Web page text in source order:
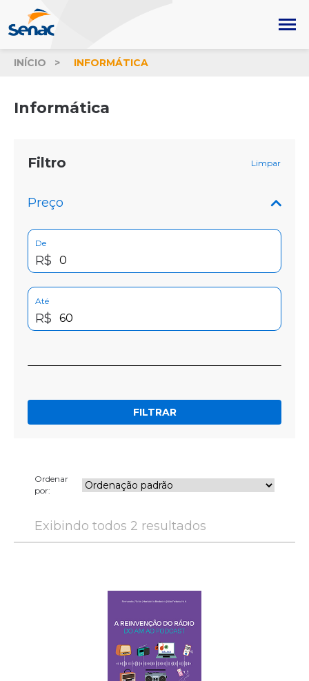
INÍCIO INFORMÁTICA
Informática
Filtro Limpar
Preço
De
R$
Até
R$
FILTRAR
Ordenar
por:
Exibindo todos 2 resultados